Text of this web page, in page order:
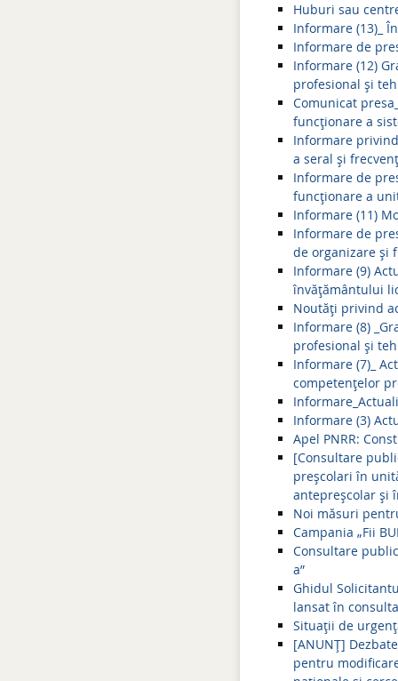
Huburi sau
Informare (13)_
Informare de
Informare (12)
profesional și
Comunicat
funcționare a
Informare
a seral și
Informare de
funcţionare a
Informare (11)
Informare de
de organizare şi
Informare (9)
învățământului
Noutăți privind
Informare (8)
profesional și
Informare (7)_
competențelor
Informare (3)
Apel PNRR:
[Consultare
preșcolari în
antepreșcolar și
Noi măsuri
Campania „Fii
Consultare
a”
Ghidul
lansat în
Situații de
[ANUNȚ]
pentru